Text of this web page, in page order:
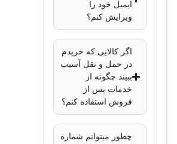
نصب:نصب آسان و
خاموش کردن
سوئیچ
ابعاد: استاندارد
برای نصب در
شاسی سوئیچ‌های
Cisco 9300
ایمیل خود را
ویرایش کنم؟
اگر کالایی که خریدم
در حمل و نقل آسیب
ببیند چگونه از
خدمات پس از
فروش استفاده کنم؟
چطور میتوانم شماره